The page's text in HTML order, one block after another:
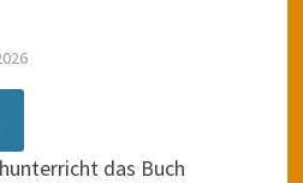
das Buch